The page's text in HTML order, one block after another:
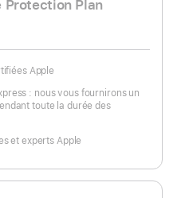
Protection Plan
Apple
: nous vous fournirons un
toute la durée des
et experts Apple